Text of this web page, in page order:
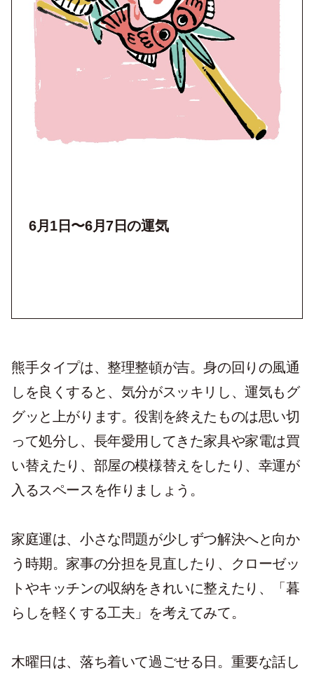
6月1日〜6月7日の運気
熊手タイプは、整理整頓が吉。身の回りの風通
しを良くすると、気分がスッキリし、運気もグ
グッと上がります。役割を終えたものは思い切
って処分し、長年愛用してきた家具や家電は買
い替えたり、部屋の模様替えをしたり、幸運が
入るスペースを作りましょう。
家庭運は、小さな問題が少しずつ解決へと向か
う時期。家事の分担を見直したり、クローゼッ
トやキッチンの収納をきれいに整えたり、「暮
らしを軽くする工夫」を考えてみて。
木曜日は、落ち着いて過ごせる日。重要な話し